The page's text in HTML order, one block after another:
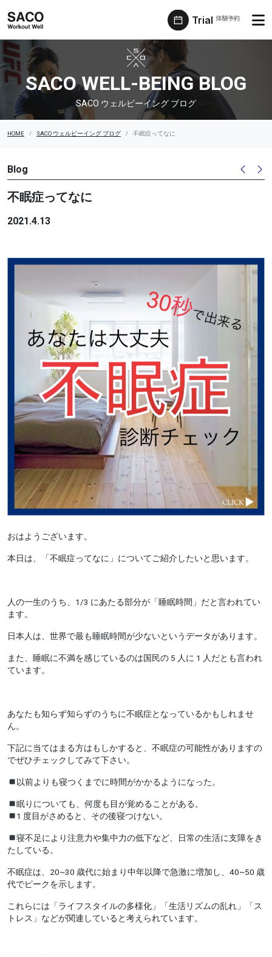
Trial 体験予約
SACO ウェルビーイング ブログ
SACO WELL-BEING BLOG
SACO ウェルビーイング ブログ
HOME SACO ウェルビーイング ブログ 不眠症ってなに
Blog
不眠症ってなに
2021.4.13
おはようございます。
本日は、「不眠症ってなに」についてご紹介したいと思います。
人の一生のうち、1/3 にあたる部分が「睡眠時間」だと言われてい
ます。
日本人は、世界で最も睡眠時間が少ないというデータがあります。
また、睡眠に不満を感じているのは国民の 5 人に 1 人だとも言われ
ています。
あなたも知らず知らずのうちに不眠症となっているかもしれませ
ん。
下記に当てはまる方はもしかすると、不眠症の可能性がありますの
でぜひチェックしてみて下さい。
以前よりも寝つくまでに時間がかかるようになった。
眠りについても、何度も目が覚めることがある。
1 度目がさめると、その後寝つけない。
寝不足により注意力や集中力の低下など、日常の生活に支障をき
たしている。
不眠症は、20~30 歳代に始まり中年以降で急激に増加し、40~50 歳
代でピークを示します。
これらには「ライフスタイルの多様化」「生活リズムの乱れ」「ス
トレス」などが関連していると考えられています。